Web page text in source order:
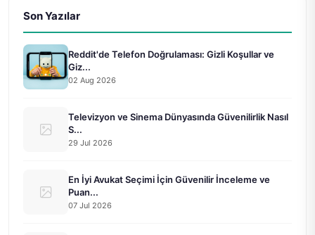
Son Yazılar
Reddit'de Telefon Doğrulaması: Gizli Koşullar ve
Giz...
02 Aug 2026
Televizyon ve Sinema Dünyasında Güvenilirlik Nasıl
S...
29 Jul 2026
En İyi Avukat Seçimi İçin Güvenilir İnceleme ve
Puan...
07 Jul 2026